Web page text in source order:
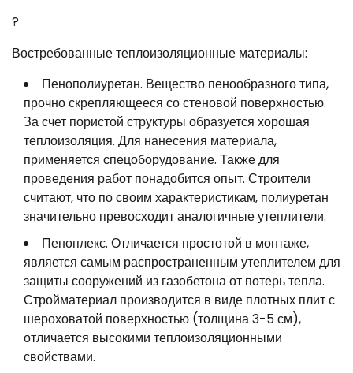
?
Востребованные теплоизоляционные материалы:
Пенополиуретан. Вещество пенообразного типа,
прочно скрепляющееся со стеновой поверхностью.
За счет пористой структуры образуется хорошая
теплоизоляция. Для нанесения материала,
применяется спецоборудование. Также для
проведения работ понадобится опыт. Строители
считают, что по своим характеристикам, полиуретан
значительно превосходит аналогичные утеплители.
Пеноплекс. Отличается простотой в монтаже,
является самым распространенным утеплителем для
защиты сооружений из газобетона от потерь тепла.
Стройматериал производится в виде плотных плит с
шероховатой поверхностью (толщина 3-5 см),
отличается высокими теплоизоляционными
свойствами.